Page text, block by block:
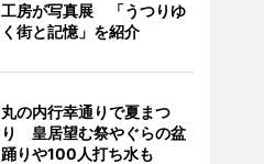
工房が写真展 「うつりゆ
く街と記憶」を紹介
丸の内行幸通りで夏まつ
り 皇居望む祭やぐらの盆
踊りや100人打ち水も